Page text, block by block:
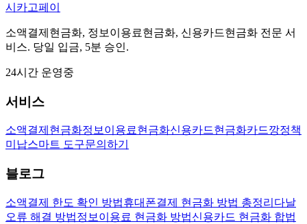
시카고페이
소액결제현금화, 정보이용료현금화, 신용카드현금화 전문 서
비스. 당일 입금, 5분 승인.
24시간 운영중
서비스
소액결제현금화정보이용료현금화신용카드현금화카드깡정책
미납스마트 도구문의하기
블로그
소액결제 한도 확인 방법휴대폰결제 현금화 방법 총정리 다날
오류 해결 방법정보이용료 현금화 방법신용카드 현금화 합법